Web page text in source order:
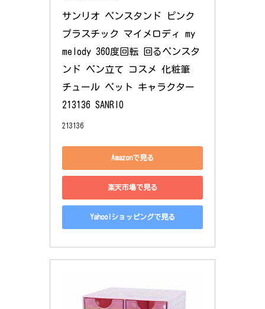
サンリオ ペンスタンド ピンク
プラスチック マイメロディ my
melody 360度回転 回るペンスタ
ンド ペン立て コスメ 化粧筆
チュール ペット キャラクター
213136 SANRIO
213136
Amazonで見る
楽天市場で見る
Yahoo!ショッピングで見る